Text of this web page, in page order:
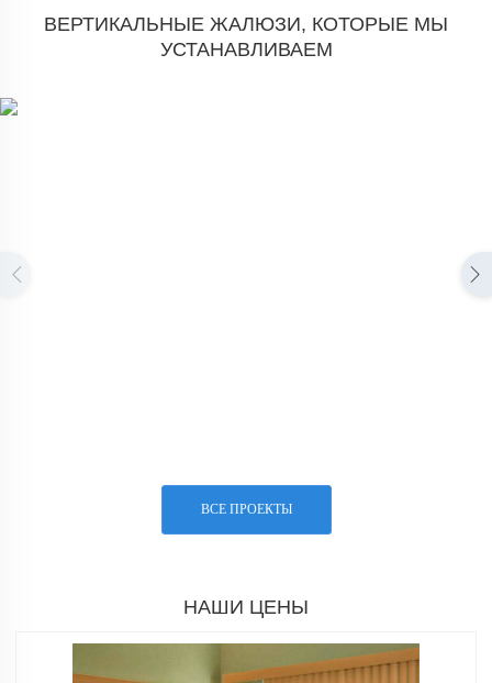
ВЕРТИКАЛЬНЫЕ ЖАЛЮЗИ, КОТОРЫЕ МЫ
УСТАНАВЛИВАЕМ
ВСЕ ПРОЕКТЫ
НАШИ ЦЕНЫ